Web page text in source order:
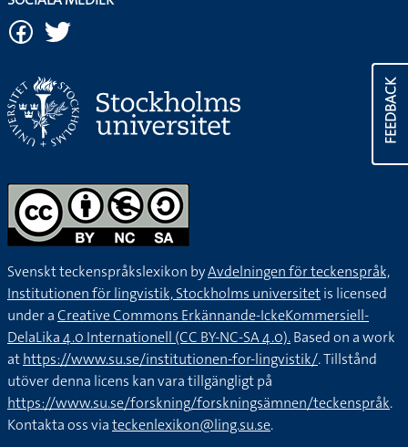
FEEDBACK
Svenskt teckenspråkslexikon byAvdelningen för teckenspråk,
Institutionen för lingvistik, Stockholms universitetis licensed
under aCreative Commons Erkännande-IckeKommersiell-
DelaLika 4.0 Internationell (CC BY-NC-SA 4.0).Based on a work
athttps://www.su.se/institutionen-for-lingvistik/. Tillstånd
utöver denna licens kan vara tillgängligt på
https://www.su.se/forskning/forskningsämnen/teckenspråk.
Kontakta oss viateckenlexikon@ling.su.se.